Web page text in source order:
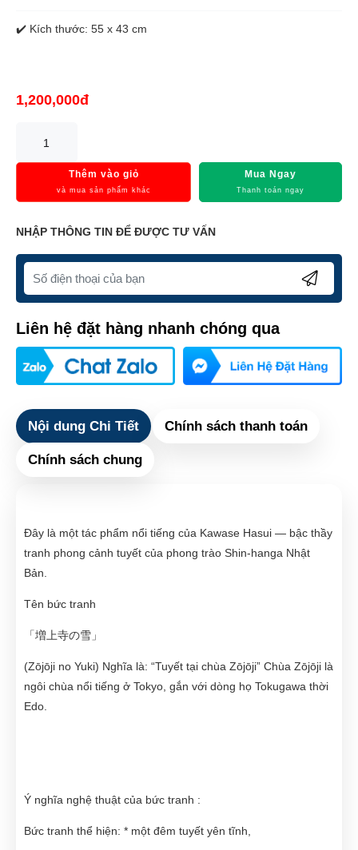
✔️ Kích thước: 55 x 43 cm
1,200,000đ
Thêm vào giỏ
và mua sản phẩm khác
Mua Ngay
Thanh toán ngay
NHẬP THÔNG TIN ĐỂ ĐƯỢC TƯ VẤN
Liên hệ đặt hàng nhanh chóng qua
Nội dung Chi Tiết Chính sách thanh toán
Chính sách chung
Đây là một tác phẩm nổi tiếng của Kawase Hasui — bậc thầy
tranh phong cảnh tuyết của phong trào Shin-hanga Nhật
Bản.
Tên bức tranh
「増上寺の雪」
(Zōjōji no Yuki) Nghĩa là: “Tuyết tại chùa Zōjōji” Chùa Zōjōji là
ngôi chùa nổi tiếng ở Tokyo, gắn với dòng họ Tokugawa thời
Edo.
Ý nghĩa nghệ thuật của bức tranh :
Bức tranh thể hiện: * một đêm tuyết yên tĩnh,